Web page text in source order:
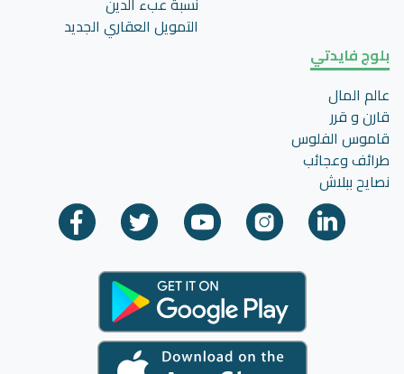
التمويل العقاري الجديد
بلوج فايدتي
عالم المال
قارن و قرر
قاموس الفلوس
طرائف وعجائب
نصايح ببلاش